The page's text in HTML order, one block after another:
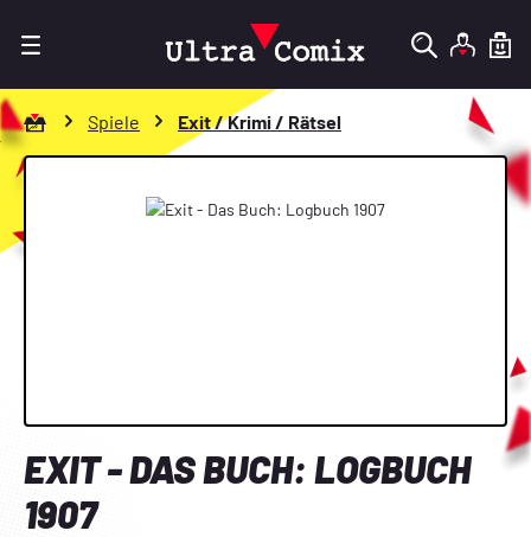
Zur Startseite gehen
Spiele Exit / Krimi / Rätsel
Bildergalerie überspringen
EXIT - DAS BUCH: LOGBUCH
1907